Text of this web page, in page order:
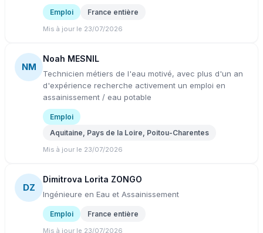
Emploi France entière
Mis à jour le 23/07/2026
NM
Noah MESNIL
Technicien métiers de l'eau motivé, avec plus d'un an
d'expérience recherche activement un emploi en
assainissement / eau potable
Emploi
Aquitaine, Pays de la Loire, Poitou-Charentes
Mis à jour le 23/07/2026
DZ
Dimitrova Lorita ZONGO
Ingénieure en Eau et Assainissement
Emploi France entière
Mis à jour le 23/07/2026